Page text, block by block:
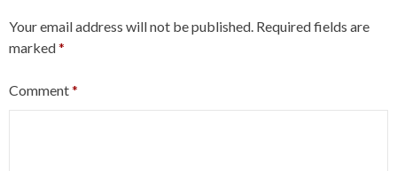
Your email address will not be published. Required fields are
marked*
Comment*